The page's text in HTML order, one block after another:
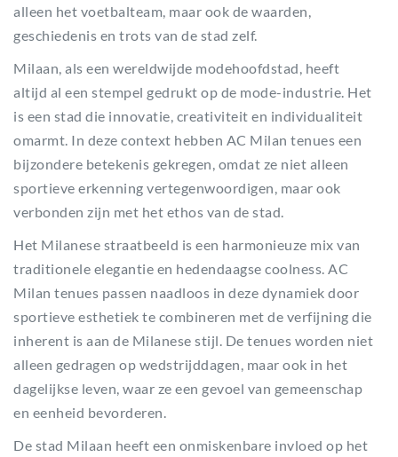
alleen het voetbalteam, maar ook de waarden,
geschiedenis en trots van de stad zelf.
Milaan, als een wereldwijde modehoofdstad, heeft
altijd al een stempel gedrukt op de mode-industrie. Het
is een stad die innovatie, creativiteit en individualiteit
omarmt. In deze context hebben AC Milan tenues een
bijzondere betekenis gekregen, omdat ze niet alleen
sportieve erkenning vertegenwoordigen, maar ook
verbonden zijn met het ethos van de stad.
Het Milanese straatbeeld is een harmonieuze mix van
traditionele elegantie en hedendaagse coolness. AC
Milan tenues passen naadloos in deze dynamiek door
sportieve esthetiek te combineren met de verfijning die
inherent is aan de Milanese stijl. De tenues worden niet
alleen gedragen op wedstrijddagen, maar ook in het
dagelijkse leven, waar ze een gevoel van gemeenschap
en eenheid bevorderen.
De stad Milaan heeft een onmiskenbare invloed op het